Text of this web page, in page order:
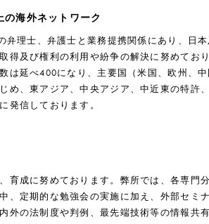
の海外ネットワーク
弁理士、弁護士と業務提携関係にあり、日
得及び権利の利用や紛争の解決に努めており
は延べ400になり、主要国（米国、欧州、
め、東アジア、中央アジア、中近東の特許
発信しております。
育成に努めております。弊所では、各専門
、定期的な勉強会の実施に加え、外部セミ
外の法制度や判例、最先端技術等の情報共